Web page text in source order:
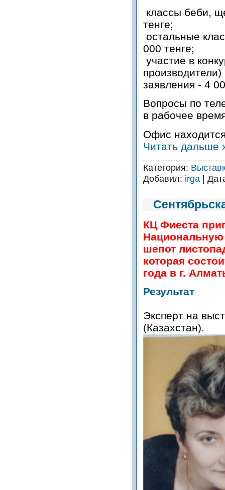
классы беби,
тенге;
остальные
000 тенге;
участие в
заявления - 4
Вопросы по
в рабочее
Офис
Читать дальше
Категория:
Добавил: irga|
КЦ Фиеста
шепот
которая
года в г.
Результат
Эксперт на
(Казахстан).